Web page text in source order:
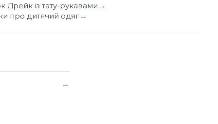
Дрейк із тату-рукавами
про дитячий одяг